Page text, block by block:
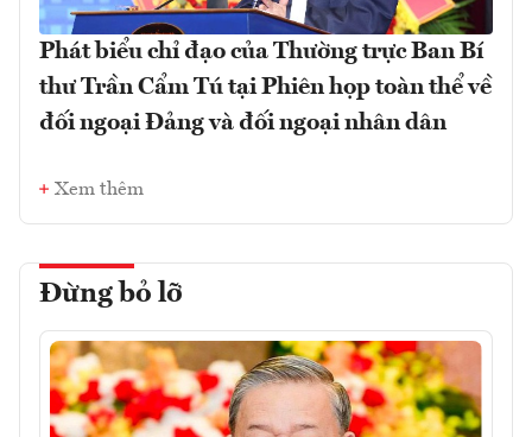
Phát biểu chỉ đạo của Thường trực Ban Bí
thư Trần Cẩm Tú tại Phiên họp toàn thể về
đối ngoại Đảng và đối ngoại nhân dân
Xem thêm
Đừng bỏ lỡ